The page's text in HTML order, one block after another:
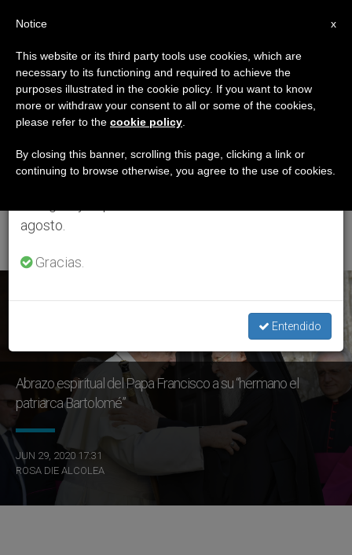
ETIQUETA
Posts Tagged
‘Patriarcado
Ecuménico De
Abrazo espiritual del Papa Francisco a su “hermano el
patriarca Bartolomé”
JUN 29, 2020 17:31
ROSA DIE ALCOLEA
×
Aviso importante
Del 27 de julio al 7 de agosto haremos la pausa
anual, aprovechando que en el periodo de verano
se generan menos informaciones y también el
agosto.
Gracias.
Entendido
x
Notice
This website or its third party tools use cookies, which are
necessary to its functioning and required to achieve the
purposes illustrated in the cookie policy. If you want to know
more or withdraw your consent to all or some of the cookies,
please refer to the cookie policy
By closing this banner, scrolling this page, clicking a link or
continuing to browse otherwise, you agree to the use of cookies.